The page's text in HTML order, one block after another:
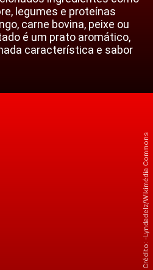
legumes e proteínas
carne bovina, peixe ou
é um prato aromático,
característica e sabor
Crédito: -Lyndadelz/Wikimédia Commons